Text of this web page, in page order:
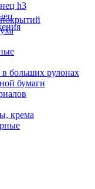
h3
больших рулонах
бумаги
крема